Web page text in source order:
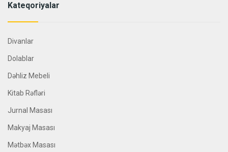
Kateqoriyalar
Divanlar
Dolablar
Dəhliz Mebeli
Kitab Rəfləri
Jurnal Masası
Makyaj Masası
Mətbəx Masası